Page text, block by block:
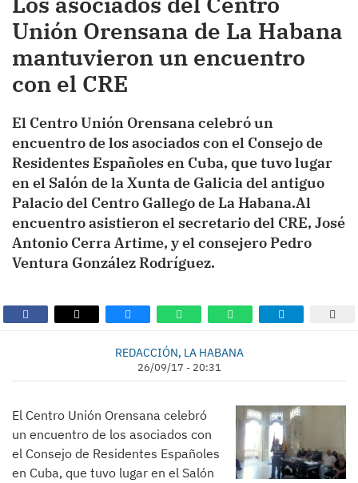
Unión Orensana de La Habana
mantuvieron un encuentro
con el CRE
El Centro Unión Orensana celebró un
encuentro de los asociados con el Consejo de
Residentes Españoles en Cuba, que tuvo lugar
en el Salón de la Xunta de Galicia del antiguo
Palacio del Centro Gallego de La Habana.Al
encuentro asistieron el secretario del CRE, José
Antonio Cerra Artime, y el consejero Pedro
Ventura González Rodríguez.
REDACCIÓN, LA HABANA
26/09/17 - 20:31
El Centro Unión Orensana celebró
un encuentro de los asociados con
el Consejo de Residentes Españoles
en Cuba, que tuvo lugar en el Salón